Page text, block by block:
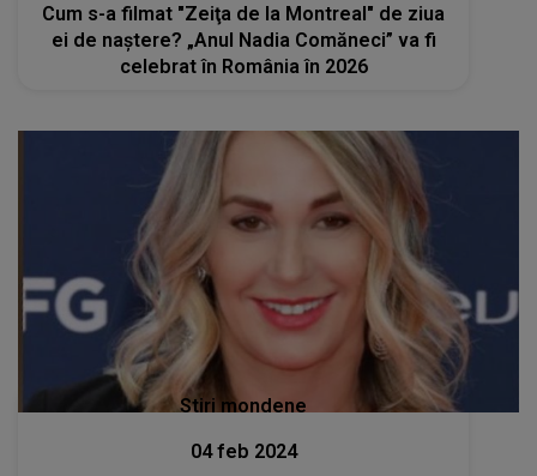
Cum s-a filmat "Zeiţa de la Montreal" de ziua
ei de naștere? „Anul Nadia Comăneci” va fi
celebrat în România în 2026
Stiri mondene
04 feb 2024